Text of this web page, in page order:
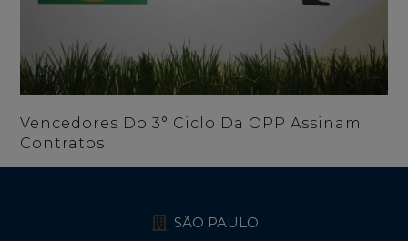
Vencedores Do 3° Ciclo Da OPP Assinam
Contratos
SÃO PAULO